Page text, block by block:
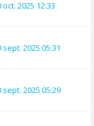
oct. 2025 12:33
sept. 2025 05:31
sept. 2025 05:29